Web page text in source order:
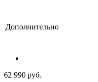
Дополнительно
62 990 руб.